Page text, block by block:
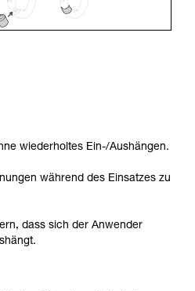
wiederholtes Ein-/Aushängen.
während des Einsatzes zu
dass sich der Anwender